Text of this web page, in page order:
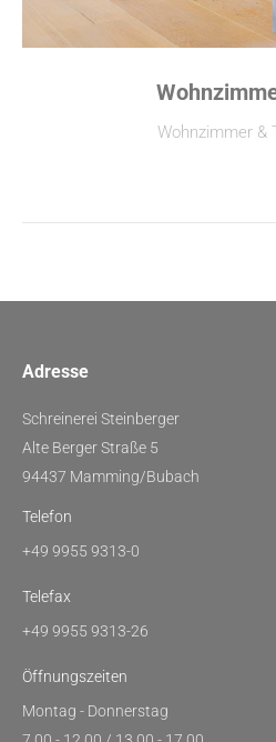
Wohnzimmer &
Adresse
Schreinerei Steinberger
Alte Berger Straße 5
94437 Mamming/Bubach
Telefon
+49 9955 9313-0
Telefax
+49 9955 9313-26
Öffnungszeiten
Montag - Donnerstag